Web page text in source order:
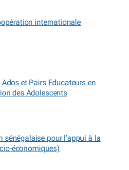
internationale
et Pairs Educateurs en
des Adolescents
sénégalaise pour l’appui à la
économiques)